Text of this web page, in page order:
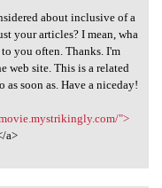
considered
about inclusive of a
your articles? I mean, wha
you often. Thanks. I'm
web site. This is a related
as soon as. Have a niceday!
">
a>